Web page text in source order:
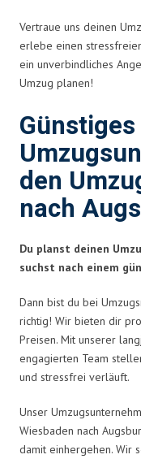
Vertraue uns deinen
erlebe einen
ein unverbindliches
Umzug planen!
Günstiges
den
nach
Du planst deinen
suchst nach einem
Dann bist du bei
richtig! Wir bieten dir
Preisen. Mit unserer
engagierten Team
und stressfrei verläuft.
Unser
Wiesbaden nach
damit einhergehen. Wir